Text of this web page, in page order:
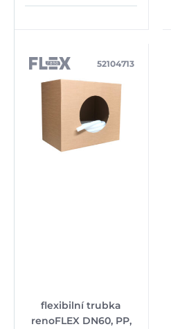
flexibilní trubka
renoFLEX DN60, PP,
52104713